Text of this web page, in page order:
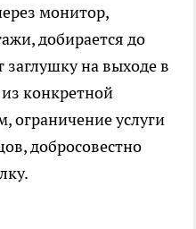
монитор,
добирается до
заглушку на выходе в
конкретной
ограничение услуги
добросовестно